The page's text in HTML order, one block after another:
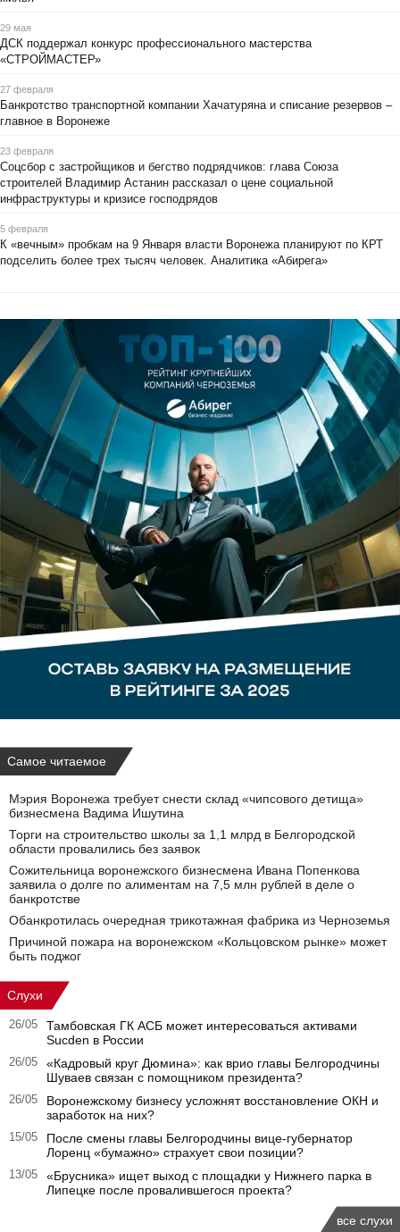
29 мая
ДСК поддержал конкурс профессионального мастерства
«СТРОЙМАСТЕР»
27 февраля
Банкротство транспортной компании Хачатуряна и списание резервов –
главное в Воронеже
23 февраля
Соцсбор с застройщиков и бегство подрядчиков: глава Союза
строителей Владимир Астанин рассказал о цене социальной
инфраструктуры и кризисе господрядов
5 февраля
К «вечным» пробкам на 9 Января власти Воронежа планируют по КРТ
подселить более трех тысяч человек. Аналитика «Абирега»
Самое читаемое
Мэрия Воронежа требует снести склад «чипсового детища»
бизнесмена Вадима Ишутина
Торги на строительство школы за 1,1 млрд в Белгородской
области провалились без заявок
Сожительница воронежского бизнесмена Ивана Попенкова
заявила о долге по алиментам на 7,5 млн рублей в деле о
банкротстве
Обанкротилась очередная трикотажная фабрика из Черноземья
Причиной пожара на воронежском «Кольцовском рынке» может
быть поджог
Слухи
26/05
Тамбовская ГК АСБ может интересоваться активами
Sucden в России
26/05
«Кадровый круг Дюмина»: как врио главы Белгородчины
Шуваев связан с помощником президента?
26/05
Воронежскому бизнесу усложнят восстановление ОКН и
заработок на них?
15/05
После смены главы Белгородчины вице-губернатор
Лоренц «бумажно» страхует свои позиции?
13/05
«Брусника» ищет выход с площадки у Нижнего парка в
Липецке после провалившегося проекта?
все слухи